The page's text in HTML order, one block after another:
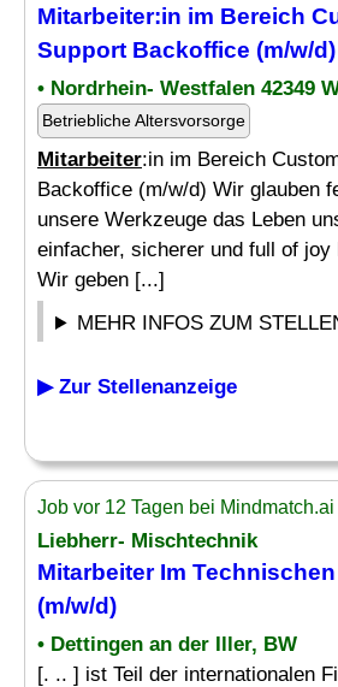
Mitarbeiter:in im Bereich
Support Backoffice (m/w/d)
• Nordrhein- Westfalen 42349
Betriebliche Altersvorsorge
Mitarbeiter:in im Bereich
Backoffice (m/w/d) Wir glauben
unsere Werkzeuge das Leben
einfacher, sicherer und full of joy
Wir geben [...]
MEHR INFOS ZUM
▶ Zur Stellenanzeige
Job vor 12 Tagen bei
Liebherr- Mischtechnik
Mitarbeiter Im Technischen
(m/w/d)
• Dettingen an der Iller, BW
[. .. ] ist Teil der internationalen